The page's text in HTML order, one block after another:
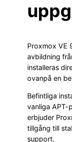
Proxmox VE
avbildning
installeras
ovanpå en
Befintliga
vanliga APT-
erbjuder
tillgång till
support.